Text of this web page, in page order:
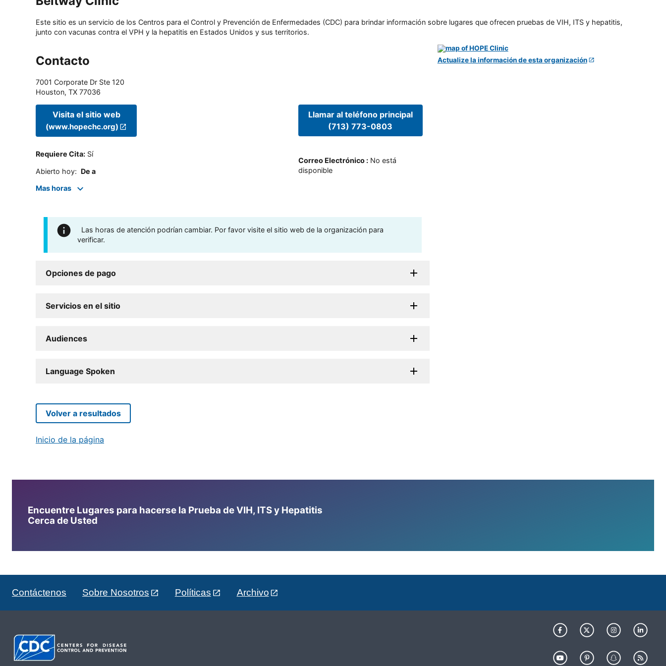
Este sitio es un servicio de los Centros para el Control y Prevención de Enfermedades (CDC) para brindar información sobre lugares que ofrecen pruebas de VIH, ITS y hepatitis,
junto con vacunas contra el VPH y la hepatitis en Estados Unidos y sus territorios.
Contacto
7001 Corporate Dr Ste 120
Houston, TX 77036
Visita el sitio web
(www.hopechc.org)
Requiere Cita: Sí
Abierto hoy: De a
Mas horas
Llamar al teléfono principal
(713) 773-0803
Correo Electrónico: No está
disponible
Las horas de atención podrían cambiar. Por favor visite el sitio web de la organización para
verificar.
Opciones de pago
Servicios en el sitio
Audiences
Language Spoken
Actualize la información de esta organización
Volver a resultados
Inicio de la página
Encuentre Lugares para hacerse la Prueba de VIH, ITS y Hepatitis
Cerca de Usted
Contáctenos Sobre Nosotros Políticas Archivo